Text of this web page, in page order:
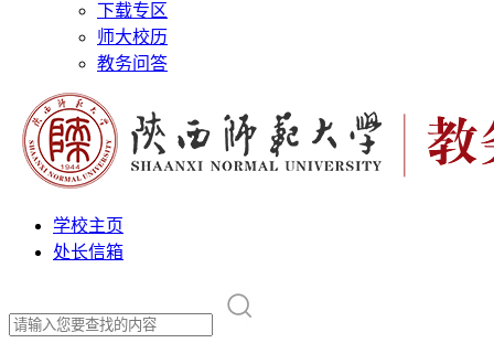
下载专区
师大校历
教务问答
学校主页
处长信箱